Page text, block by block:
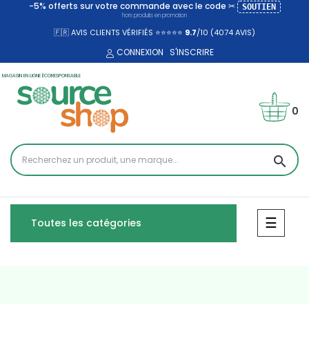
-5% offerts sur votre commande avec le code ✂ SOUTIEN
hors produits en promotion
🇫🇷 AVIS CLIENTS VÉRIFIÉS ⭐⭐⭐⭐⭐ 9.7/10 (4074AVIS)
CONNEXION S'INSCRIRE
MAGASIN EN LIGNE ÉCORESPONSABLE
search
0
Toutes les catégories ☰